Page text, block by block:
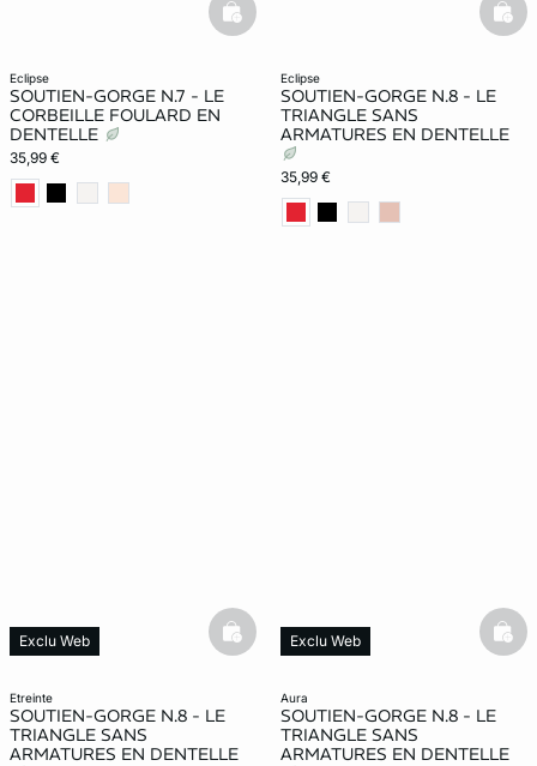
eclipse
SOUTIEN-GORGE N.7 - LE
CORBEILLE FOULARD EN
DENTELLE
35,99 €
basketfull
eclipse
SOUTIEN-GORGE N.8 - LE
TRIANGLE SANS
ARMATURES EN DENTELLE
35,99 €
etreinte
SOUTIEN-GORGE N.8 - LE
TRIANGLE SANS
ARMATURES EN DENTELLE
Exclu Web basketfull
aura
SOUTIEN-GORGE N.8 - LE
TRIANGLE SANS
ARMATURES EN DENTELLE
Exclu Web